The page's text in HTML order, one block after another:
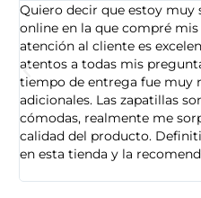
Quiero decir que estoy muy
online en la que compré
atención al cliente es
atentos a todas mis
tiempo de entrega fue muy
adicionales. Las zapatillas
cómodas, realmente me
calidad del producto.
en esta tienda y la